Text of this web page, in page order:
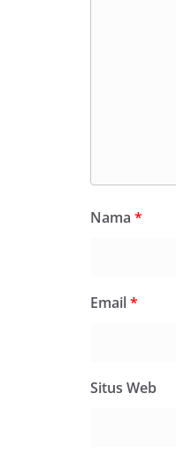
Nama *
Email*
Situs Web